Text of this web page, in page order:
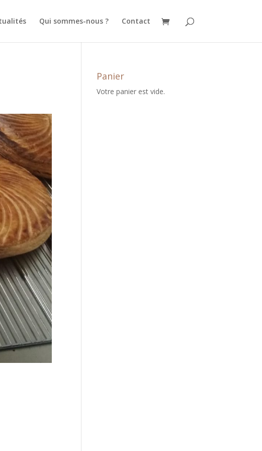
Qui sommes-nous ? Contact
Panier
Votre panier est vide.